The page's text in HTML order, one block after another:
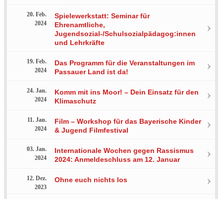
20. Feb.
2024
Spielewerkstatt: Seminar für
Ehrenamtliche,
Jugendsozial-/Schulsozialpädagog:innen
und Lehrkräfte
19. Feb.
2024
Das Programm für die Veranstaltungen im
Passauer Land ist da!
24. Jan.
2024
Komm mit ins Moor! – Dein Einsatz für den
Klimaschutz
11. Jan.
2024
Film – Workshop für das Bayerische Kinder
& Jugend Filmfestival
03. Jan.
2024
Internationale Wochen gegen Rassismus
2024: Anmeldeschluss am 12. Januar
12. Dez.
2023
Ohne euch nichts los